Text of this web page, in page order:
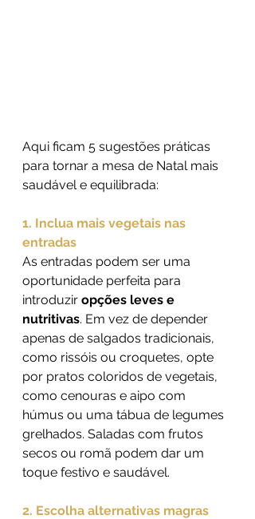
Aqui ficam 5 sugestões práticas
para tornar a mesa de Natal mais
saudável e equilibrada:
1. Inclua mais vegetais nas
entradas
As entradas podem ser uma
oportunidade perfeita para
introduzir opções leves e
nutritivas. Em vez de depender
apenas de salgados tradicionais,
como rissóis ou croquetes, opte
por pratos coloridos de vegetais,
como cenouras e aipo com
húmus ou uma tábua de legumes
grelhados. Saladas com frutos
secos ou romã podem dar um
toque festivo e saudável.
2. Escolha alternativas magras